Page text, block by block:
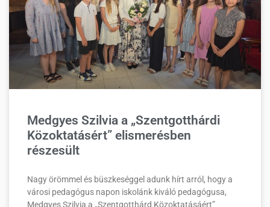
Medgyes Szilvia a „Szentgotthárdi
Közoktatásért” elismerésben
részesült
Nagy örömmel és büszkeséggel adunk hírt arról, hogy a
városi pedagógus napon iskolánk kiváló pedagógusa,
Medgyes Szilvia a „Szentgotthárd Közoktatásáért”